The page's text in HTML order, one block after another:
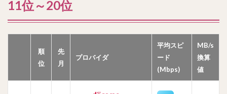
11位～20位
順
位
先
月
プロバイダ
平均スピ
ード
(Mbps)
MB/s
換算
値